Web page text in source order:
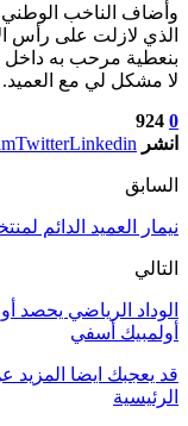
وأضاف الناخب
الذي لازلت على رأس
بنعطية مرحب به داخل
لا مشكل لي مع العميد.
0
924
انشر
TwitterLinkedin
السابق
نيمار العميد الدائم
التالي
الوداد الرياضي يحصد
أولمبيك أسفي
قد يعجبك ايضا المزيد
الرئيسية